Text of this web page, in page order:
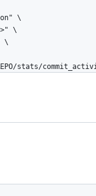
stats/